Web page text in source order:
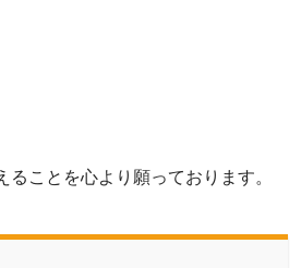
ことを心より願っております。